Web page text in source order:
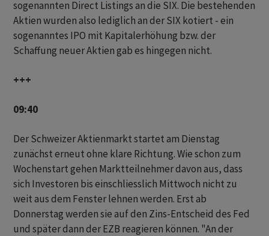
sogenannten Direct Listings an die SIX. Die bestehenden
Aktien wurden also lediglich an der SIX kotiert - ein
sogenanntes IPO mit Kapitalerhöhung bzw. der
Schaffung neuer Aktien gab es hingegen nicht.
+++
09:40
Der Schweizer Aktienmarkt startet am Dienstag
zunächst erneut ohne klare Richtung. Wie schon zum
Wochenstart gehen Marktteilnehmer davon aus, dass
sich Investoren bis einschliesslich Mittwoch nicht zu
weit aus dem Fenster lehnen werden. Erst ab
Donnerstag werden sie auf den Zins-Entscheid des Fed
und später dann der EZB reagieren können. "An der